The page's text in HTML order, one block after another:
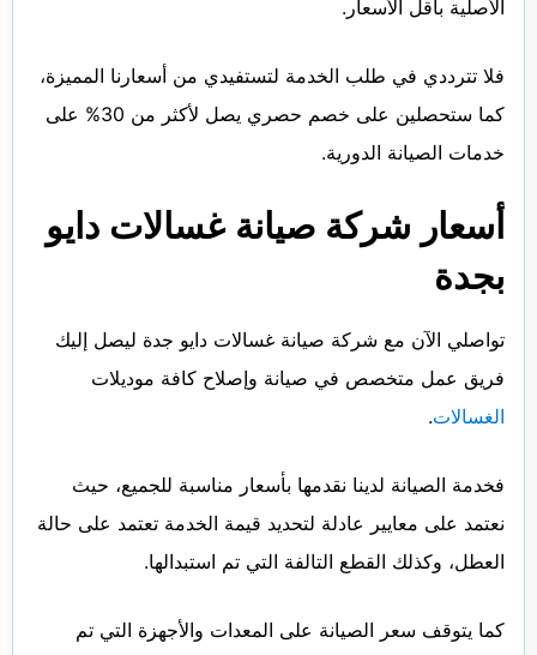
الأصلية بأقل الأسعار.
فلا تترددي في طلب الخدمة لتستفيدي من أسعارنا المميزة،
كما ستحصلين على خصم حصري يصل لأكثر من 30% على
خدمات الصيانة الدورية.
أسعار شركة صيانة غسالات دايو
بجدة
تواصلي الآن مع شركة صيانة غسالات دايو جدة ليصل إليك
فريق عمل متخصص في صيانة وإصلاح كافة موديلات
الغسالات.
فخدمة الصيانة لدينا نقدمها بأسعار مناسبة للجميع، حيث
نعتمد على معايير عادلة لتحديد قيمة الخدمة تعتمد على حالة
العطل، وكذلك القطع التالفة التي تم استبدالها.
كما يتوقف سعر الصيانة على المعدات والأجهزة التي تم